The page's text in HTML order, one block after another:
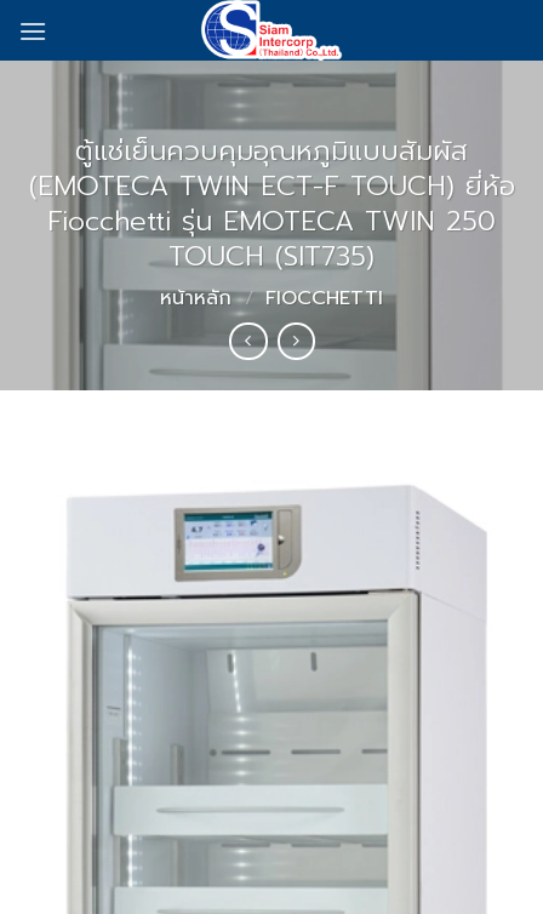
ตู้แช่เย็นควบคุมอุณหภูมิแบบสัมผัส
(EMOTECA TWIN ECT-F TOUCH) ยี่ห้อ
Fiocchetti รุ่น EMOTECA TWIN 250
TOUCH (SIT735)
หน้าหลัก / FIOCCHETTI